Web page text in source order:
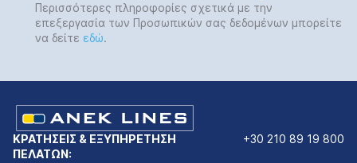
Περισσότερες πληροφορίες σχετικά με την
επεξεργασία των Προσωπικών σας δεδομένων μπορείτε
να δείτε εδώ.
ΚΡΑΤΗΣΕΙΣ & ΕΞΥΠΗΡΕΤΗΣΗ
ΠΕΛΑΤΩΝ:
+30 210 89 19 800